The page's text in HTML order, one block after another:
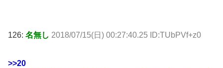
126: 名無し 2018/07/15(日) 00:27:40.25 ID:TUbPVf+z0
>>20